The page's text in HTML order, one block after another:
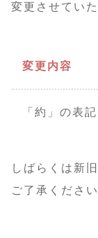
変更させてい
変更内容
「約」の表
しばらくは新
ご了承ください